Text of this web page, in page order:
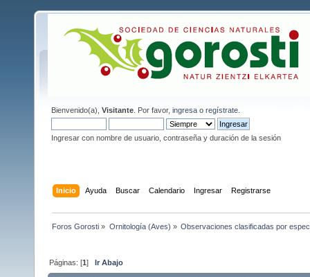
Bienvenido(a), Visitante . Por favor, ingresa o regístrate
Ingresar con nombre de usuario, contraseña y duración de la sesión
Inicio Ayuda Buscar Calendario Ingresar Registrarse
Foros Gorosti » Ornitología (Aves) » Observaciones clasificadas por
Páginas: [1]Ir Abajo